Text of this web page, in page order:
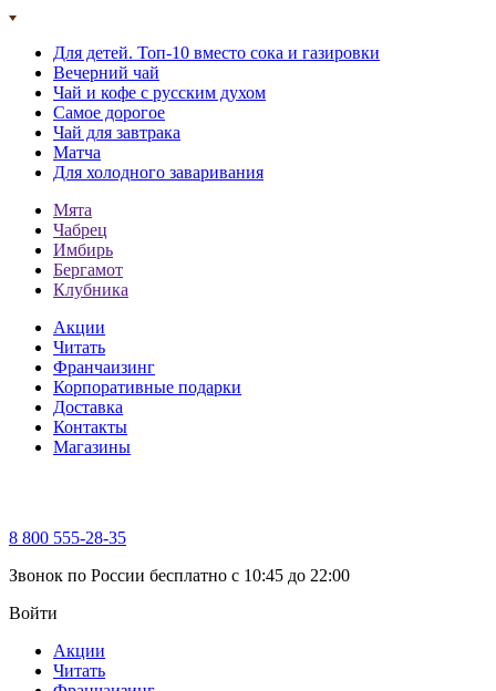
Для детей. Топ-10 вместо сока и газировки
Вечерний чай
Чай и кофе с русским духом
Самое дорогое
Чай для завтрака
Матча
Для холодного заваривания
Мята
Чабрец
Имбирь
Бергамот
Клубника
Акции
Читать
Франчаизинг
Корпоративные подарки
Доставка
Контакты
Магазины
8 800 555-28-35
Звонок по России бесплатно c 10:45 до 22:00
Войти
Акции
Читать